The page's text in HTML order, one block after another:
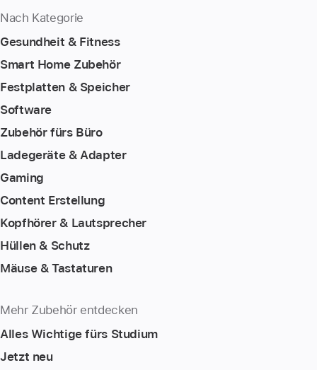
Nach Kategorie
Gesundheit & Fitness
Smart Home Zubehör
Festplatten & Speicher
Software
Zubehör fürs Büro
Ladegeräte & Adapter
Gaming
Content Erstellung
Kopfhörer & Lautsprecher
Hüllen & Schutz
Mäuse & Tastaturen
Mehr Zubehör entdecken
Alles Wichtige fürs Studium
Jetzt neu